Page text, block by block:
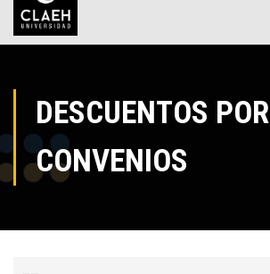
DESCUENTOS POR
CONVENIOS